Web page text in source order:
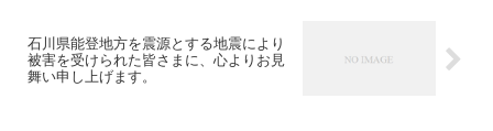
石川県能登地方を震源とする地震により
被害を受けられた皆さまに、心よりお見
舞い申し上げます。